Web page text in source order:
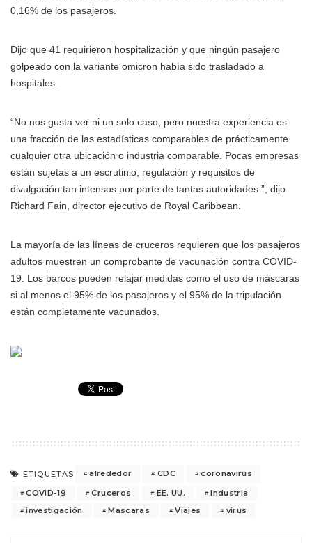
0,16% de los pasajeros.
Dijo que 41 requirieron hospitalización y que ningún pasajero
golpeado con la variante omicron había sido trasladado a
hospitales.
“No nos gusta ver ni un solo caso, pero nuestra experiencia es
una fracción de las estadísticas comparables de prácticamente
cualquier otra ubicación o industria comparable. Pocas empresas
están sujetas a un escrutinio, regulación y requisitos de
divulgación tan intensos por parte de tantas autoridades ”, dijo
Richard Fain, director ejecutivo de Royal Caribbean.
La mayoría de las líneas de cruceros requieren que los pasajeros
adultos muestren un comprobante de vacunación contra COVID-
19. Los barcos pueden relajar medidas como el uso de máscaras
si al menos el 95% de los pasajeros y el 95% de la tripulación
están completamente vacunados.
ETIQUETAS alrededor CDC
coronavirus
COVID-19
Cruceros EE. UU.
industria
investigación
Mascaras Viajes virus